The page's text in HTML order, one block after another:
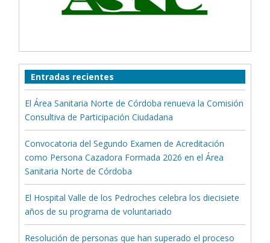
Entradas recientes
El Área Sanitaria Norte de Córdoba renueva la Comisión
Consultiva de Participación Ciudadana
Convocatoria del Segundo Examen de Acreditación
como Persona Cazadora Formada 2026 en el Área
Sanitaria Norte de Córdoba
El Hospital Valle de los Pedroches celebra los diecisiete
años de su programa de voluntariado
Resolución de personas que han superado el proceso